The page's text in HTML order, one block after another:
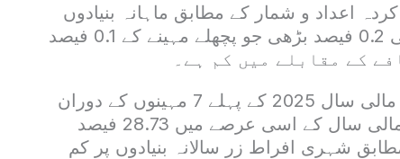
اعداد و شمار کے مطابق ماہانہ بنیادوں
پر جنوری میں صارف قیمت اشاریہ مہنگائی 0.2 فیصد بڑھی جو پچھلے مہینے کے 0.1 فیصد
بروکریج فرم ٹاپ لائن سکیورٹیز کے مطابق مالی سال 2025 کے پہلے 7 مہینوں کے دوران
اوسط مہنگائی 6.5 فیصد رہی جو گزشتہ مالی سال کے اسی عرصے میں 28.73 فیصد
شہری افراط زر سالانہ بنیادوں پر کم